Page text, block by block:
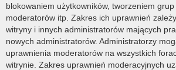
blokowaniem użytkowników, tworzeniem
moderatorów itp. Zakres ich uprawnień
witryny i innych administratorów mających
nowych administratorów. Administratorzy
uprawnienia moderatorów na wszystkich
witrynie. Zakres uprawnień moderacyjnych